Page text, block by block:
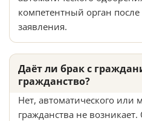
компетентный орган после
заявления.
Даёт ли брак с
гражданство?
Нет, автоматического или
гражданства не